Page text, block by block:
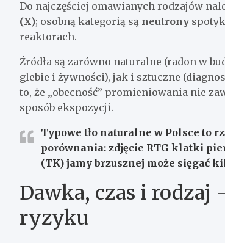
Do najczęściej omawianych rodzajów
(X); osobną kategorią są neutrony
reaktorach.
Źródła są zarówno naturalne (radon w
glebie i żywności), jak i sztuczne
to, że „obecność” promieniowania nie
sposób ekspozycji.
Typowe tło naturalne w Polsce to
porównania: zdjęcie RTG klatki
(TK) jamy brzusznej może sięgać
Dawka, czas i rodzaj
ryzyku